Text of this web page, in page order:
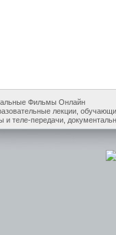
Фильмы Онлайн
лекции,
теле-передачи,